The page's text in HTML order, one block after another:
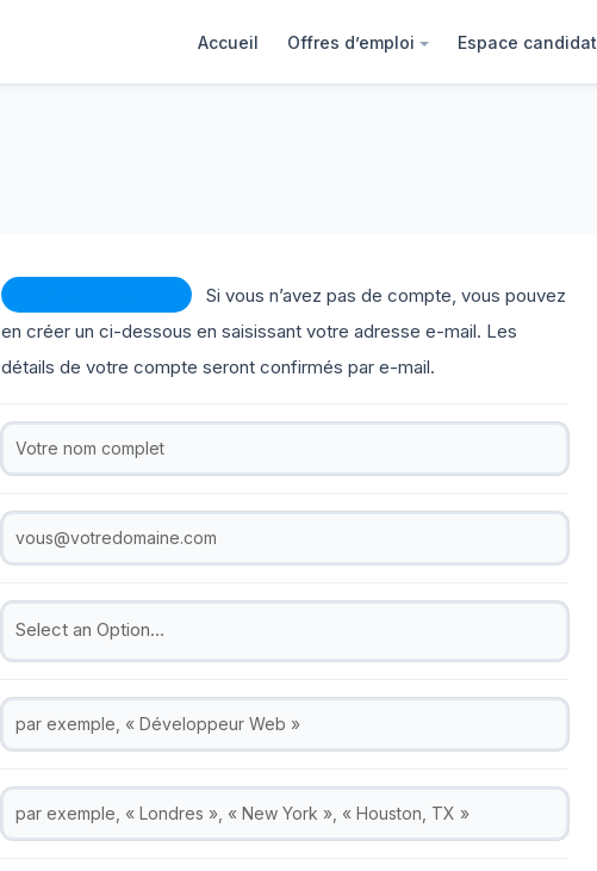
Accueil Offres d’emploi Espace candidat
en créer un ci-dessous en saisissant votre adresse e-mail. Les
détails de votre compte seront confirmés par e-mail.
Select an Option…